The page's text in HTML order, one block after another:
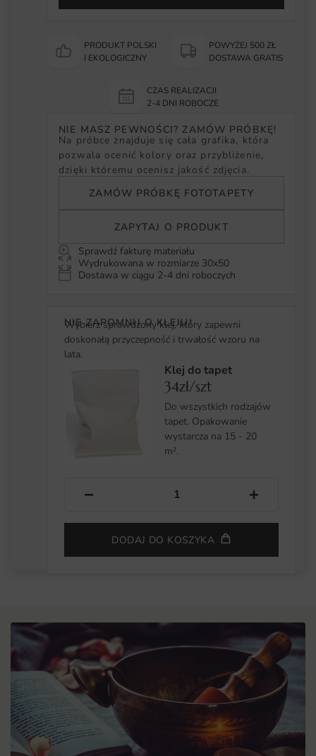
PRODUKT POLSKI
I EKOLOGICZNY
POWYŻEJ 500 ZŁ
DOSTAWA GRATIS
CZAS REALIZACJI
2-4 DNI ROBOCZE
NIE MASZ PEWNOŚCI? ZAMÓW PRÓBKĘ!
Na próbce znajduje się cała grafika, która
pozwala ocenić kolory oraz przybliżenie,
dzięki któremu ocenisz jakość zdjęcia.
ZAMÓW PRÓBKĘ FOTOTAPETY
ZAPYTAJ O PRODUKT
Sprawdź fakturę materiału
Wydrukowana w rozmiarze 30x50
Dostawa w ciągu 2-4 dni roboczych
NIE ZAPOMNIJ O KLEJU!
Wybierz sprawdzony klej, który zapewni
doskonałą przyczepność i trwałość wzoru na
lata.
Klej do tapet
34zł/szt
Do wszystkich rodzajów
tapet. Opakowanie
wystarcza na 15 - 20
m².
− +
DODAJ DO KOSZYKA